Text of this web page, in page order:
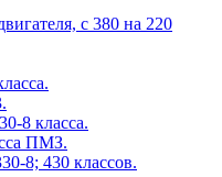
с 380 на 220
8 класса.
ПМЗ.
8; 430 классов.